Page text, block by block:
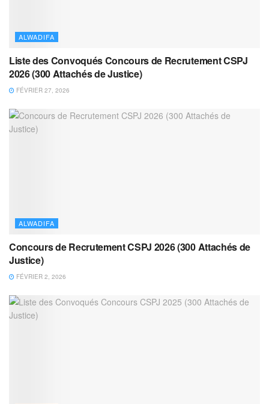
ALWADIFA
Liste des Convoqués Concours de Recrutement CSPJ
2026 (300 Attachés de Justice)
FÉVRIER 27, 2026
ALWADIFA
Concours de Recrutement CSPJ 2026 (300 Attachés de
Justice)
FÉVRIER 2, 2026